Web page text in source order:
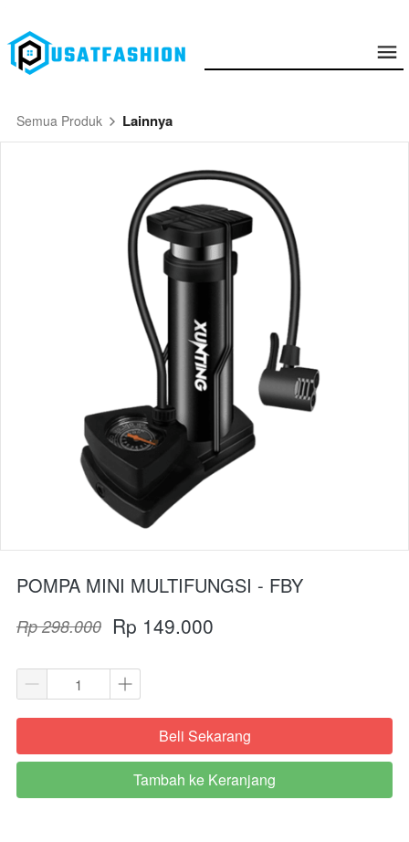
Semua Produk Lainnya
POMPA MINI MULTIFUNGSI - FBY
Rp 298.000 Rp 149.000
`Beli Sekarang
`
Tambah ke Keranjang